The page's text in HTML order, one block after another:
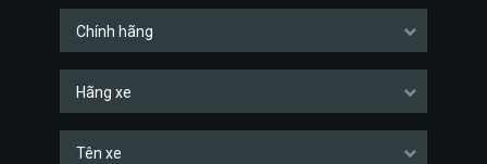
Chính hãng
Hãng xe
Tên xe